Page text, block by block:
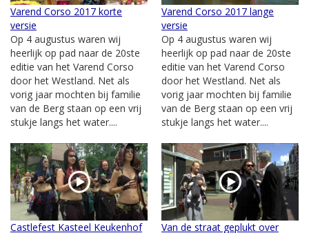
Varend Corso 2017 korte
versie
Op 4 augustus waren wij
heerlijk op pad naar de 20ste
editie van het Varend Corso
door het Westland. Net als
vorig jaar mochten bij familie
van de Berg staan op een vrij
stukje langs het water....
Varend Corso 2017 lange
versie
Op 4 augustus waren wij
heerlijk op pad naar de 20ste
editie van het Varend Corso
door het Westland. Net als
vorig jaar mochten bij familie
van de Berg staan op een vrij
stukje langs het water....
Castlefest Kasteel Keukenhof
Van de straat geplukt over